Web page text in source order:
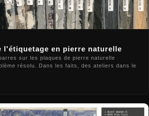
l'étiquetage en pierre naturelle
sur les plaques de pierre naturelle
résolu. Dans les faits, des ateliers dans le